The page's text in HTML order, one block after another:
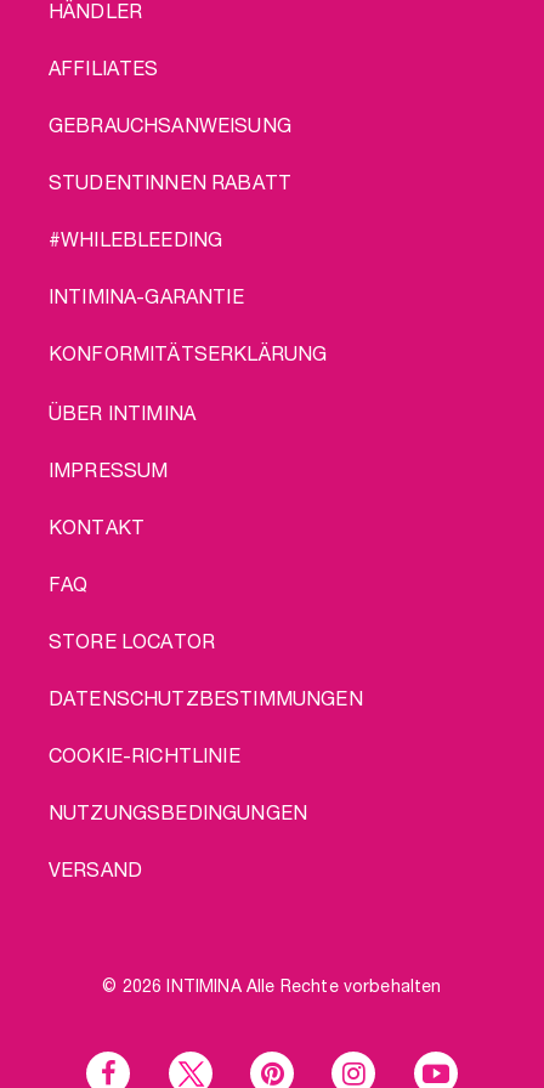
FOOTER
HÄNDLER
AFFILIATES
GEBRAUCHSANWEISUNG
STUDENTINNEN RABATT
#WHILEBLEEDING
INTIMINA-GARANTIE
KONFORMITÄTSERKLÄRUNG
LEGAL
ÜBER INTIMINA
IMPRESSUM
KONTAKT
FAQ
STORE LOCATOR
DATENSCHUTZBESTIMMUNGEN
COOKIE-RICHTLINIE
NUTZUNGSBEDINGUNGEN
VERSAND
© 2026 INTIMINA Alle Rechte vorbehalten